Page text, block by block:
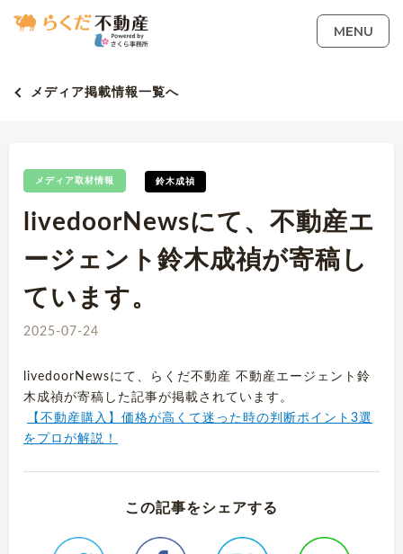
MENU
メディア掲載情報一覧へ
メディア取材情報 鈴木成禎
livedoorNewsにて、不動産エ
ージェント鈴木成禎が寄稿し
ています。
2025-07-24
livedoorNewsにて、らくだ不動産 不動産エージェント鈴
木成禎が寄稿した記事が掲載されています。
【不動産購入】価格が高くて迷った時の判断ポイント3選
をプロが解説！
この記事をシェアする